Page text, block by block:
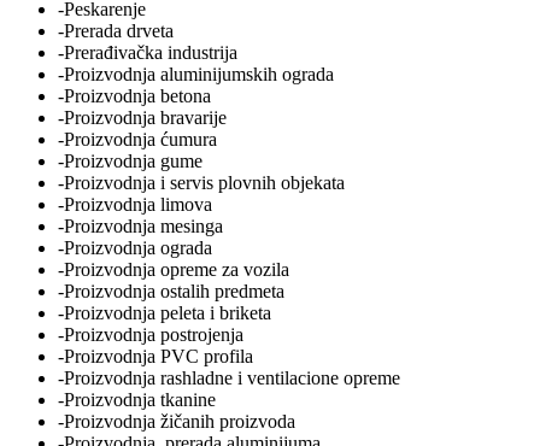
-Peskarenje
-Prerada drveta
-Prerađivačka industrija
-Proizvodnja aluminijumskih ograda
-Proizvodnja betona
-Proizvodnja bravarije
-Proizvodnja ćumura
-Proizvodnja gume
-Proizvodnja i servis plovnih objekata
-Proizvodnja limova
-Proizvodnja mesinga
-Proizvodnja ograda
-Proizvodnja opreme za vozila
-Proizvodnja ostalih predmeta
-Proizvodnja peleta i briketa
-Proizvodnja postrojenja
-Proizvodnja PVC profila
-Proizvodnja rashladne i ventilacione opreme
-Proizvodnja tkanine
-Proizvodnja žičanih proizvoda